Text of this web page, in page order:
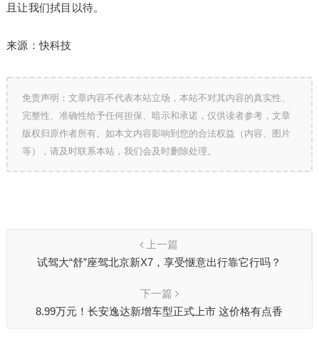
且让我们拭目以待。
来源：快科技
免责声明：文章内容不代表本站立场，本站不对其内容的真实性、
完整性、准确性给予任何担保、暗示和承诺，仅供读者参考，文章
版权归原作者所有。如本文内容影响到您的合法权益（内容、图片
等），请及时联系本站，我们会及时删除处理。
上一篇
试驾大“舒”座驾北京新X7，享受惬意出行靠它行吗？
下一篇
8.99万元！长安逸达新增车型正式上市 这价格有点香